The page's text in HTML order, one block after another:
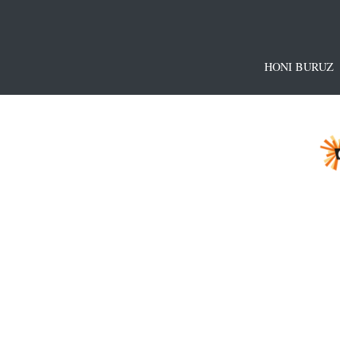
HONI BURUZ